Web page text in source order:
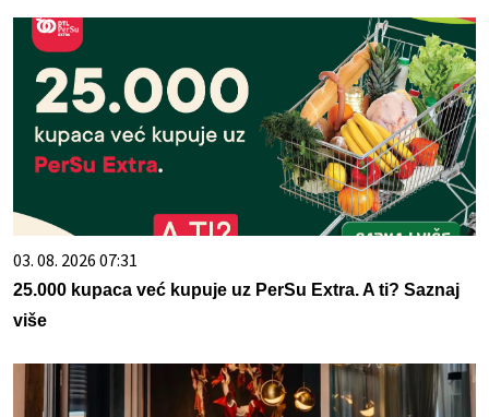
03. 08. 2026 07:31
25.000 kupaca već kupuje uz PerSu Extra. A ti? Saznaj
više